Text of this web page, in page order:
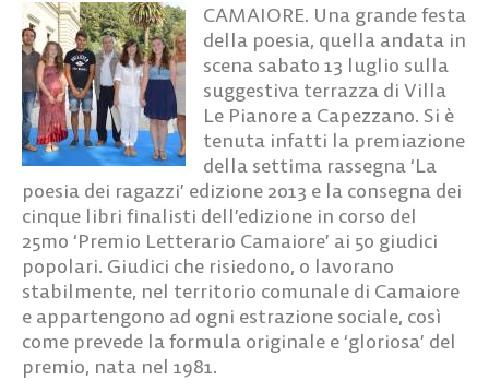
CAMAIORE. Una grande festa
della poesia, quella andata in
scena sabato 13 luglio sulla
suggestiva terrazza di Villa
Le Pianore a Capezzano. Si è
tenuta infatti la premiazione
della settima rassegna ‘La
poesia dei ragazzi’ edizione 2013 e la consegna dei
cinque libri finalisti dell’edizione in corso del
25mo ‘Premio Letterario Camaiore’ ai 50 giudici
popolari. Giudici che risiedono, o lavorano
stabilmente, nel territorio comunale di Camaiore
e appartengono ad ogni estrazione sociale, così
come prevede la formula originale e ‘gloriosa’ del
premio, nata nel 1981.